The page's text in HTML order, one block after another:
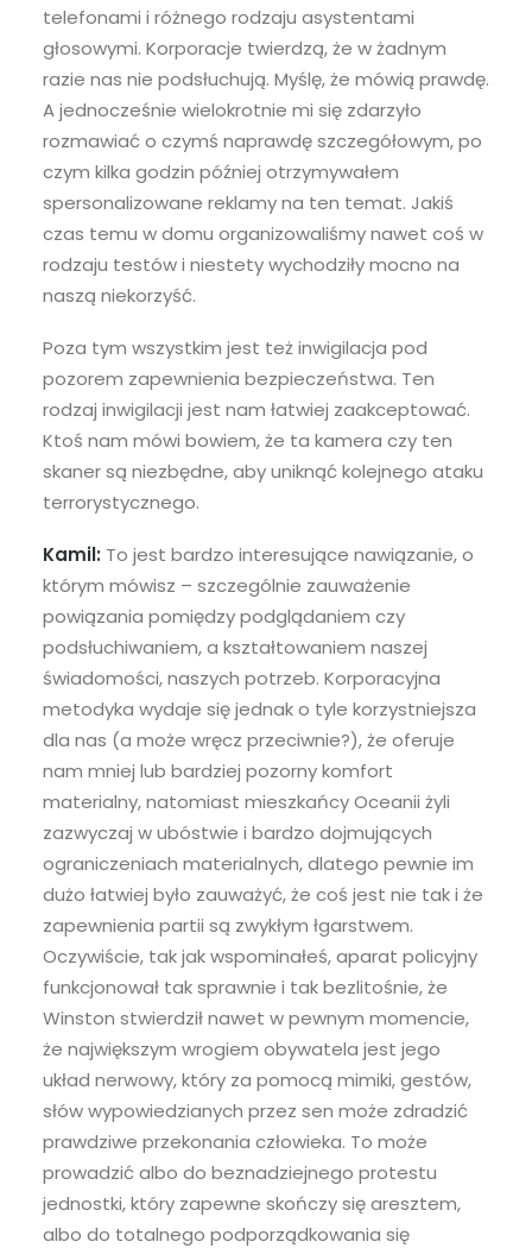
telefonami i różnego rodzaju asystentami
głosowymi. Korporacje twierdzą, że w żadnym
razie nas nie podsłuchują. Myślę, że mówią prawdę.
A jednocześnie wielokrotnie mi się zdarzyło
rozmawiać o czymś naprawdę szczegółowym, po
czym kilka godzin później otrzymywałem
spersonalizowane reklamy na ten temat. Jakiś
czas temu w domu organizowaliśmy nawet coś w
rodzaju testów i niestety wychodziły mocno na
naszą niekorzyść.
Poza tym wszystkim jest też inwigilacja pod
pozorem zapewnienia bezpieczeństwa. Ten
rodzaj inwigilacji jest nam łatwiej zaakceptować.
Ktoś nam mówi bowiem, że ta kamera czy ten
skaner są niezbędne, aby uniknąć kolejnego ataku
terrorystycznego.
Kamil: To jest bardzo interesujące nawiązanie, o
którym mówisz – szczególnie zauważenie
powiązania pomiędzy podglądaniem czy
podsłuchiwaniem, a kształtowaniem naszej
świadomości, naszych potrzeb. Korporacyjna
metodyka wydaje się jednak o tyle korzystniejsza
dla nas (a może wręcz przeciwnie?), że oferuje
nam mniej lub bardziej pozorny komfort
materialny, natomiast mieszkańcy Oceanii żyli
zazwyczaj w ubóstwie i bardzo dojmujących
ograniczeniach materialnych, dlatego pewnie im
dużo łatwiej było zauważyć, że coś jest nie tak i że
zapewnienia partii są zwykłym łgarstwem.
Oczywiście, tak jak wspominałeś, aparat policyjny
funkcjonował tak sprawnie i tak bezlitośnie, że
Winston stwierdził nawet w pewnym momencie,
że największym wrogiem obywatela jest jego
układ nerwowy, który za pomocą mimiki, gestów,
słów wypowiedzianych przez sen może zdradzić
prawdziwe przekonania człowieka. To może
prowadzić albo do beznadziejnego protestu
jednostki, który zapewne skończy się aresztem,
albo do totalnego podporządkowania się